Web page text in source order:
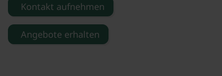
Kontakt aufnehmen
Angebote erhalten